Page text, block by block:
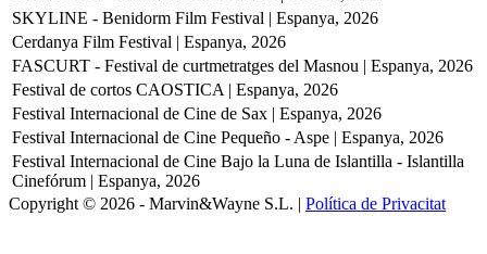
SKYLINE - Benidorm Film Festival | Espanya, 2026
Cerdanya Film Festival | Espanya, 2026
FASCURT - Festival de curtmetratges del Masnou | Espanya, 2026
Festival de cortos CAOSTICA | Espanya, 2026
Festival Internacional de Cine de Sax | Espanya, 2026
Festival Internacional de Cine Pequeño - Aspe | Espanya, 2026
Festival Internacional de Cine Bajo la Luna de Islantilla - Islantilla
Cinefórum | Espanya, 2026
Copyright © 2026 - Marvin&Wayne S.L. | Política de Privacitat